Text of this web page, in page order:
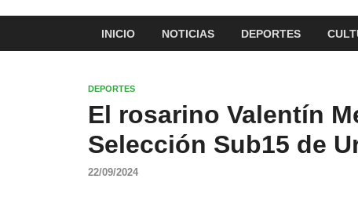
INICIO NOTICIAS DEPORTES
DEPORTES
El rosarino Valentín
Selección Sub15 de
22/09/2024